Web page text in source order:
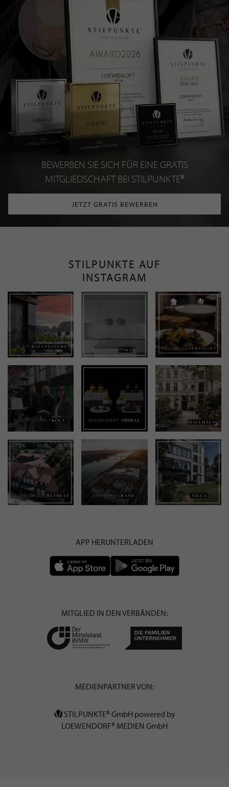
BEWERBEN SIE SICH FÜR EINE GRATIS
MITGLIEDSCHAFT BEI STILPUNKTE®
JETZT GRATIS BEWERBEN
STILPUNKTE AUF
INSTAGRAM
APP HERUNTERLADEN
MITGLIED IN DEN VERBÄNDEN:
MEDIENPARTNER VON:
STILPUNKTE® GmbH powered by
LOEWENDORF® MEDIEN GmbH